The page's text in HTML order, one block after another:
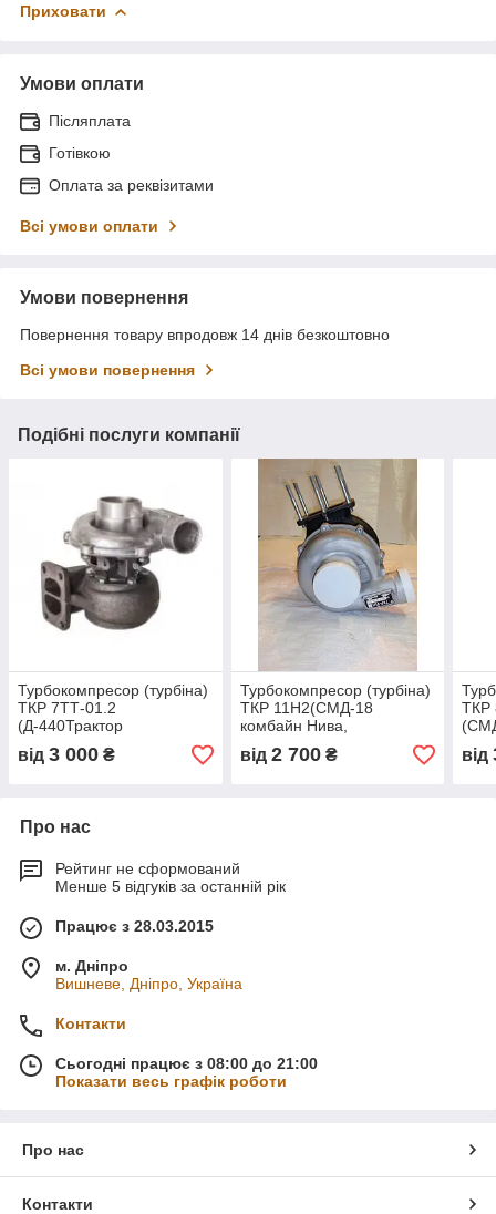
Приховати
Умови оплати
Післяплата
Готівкою
Оплата за реквізитами
Всі умови оплати
Умови повернення
Повернення товару впродовж 14 днів безкоштовно
Всі умови повернення
Подібні послуги компанії
Турбокомпресор (турбіна)
ТКР 7ТТ-01.2
(Д-440Трактор
ДТ-75,Т-95,комбайн
НИВА)
від 3 000 ₴
Турбокомпресор (турбіна)
ТКР 11Н2(СМД-18
комбайн Нива,
ДТ-75)Білорусська
від 2 700₴
ТКР
від
Про нас
Рейтинг не сформований
Менше 5 відгуків за останній рік
Працює з 28.03.2015
м. Дніпро
Вишневе, Дніпро, Україна
Контакти
Сьогодні працює з 08:00 до 21:00
Показати весь графік роботи
Про нас
Контакти